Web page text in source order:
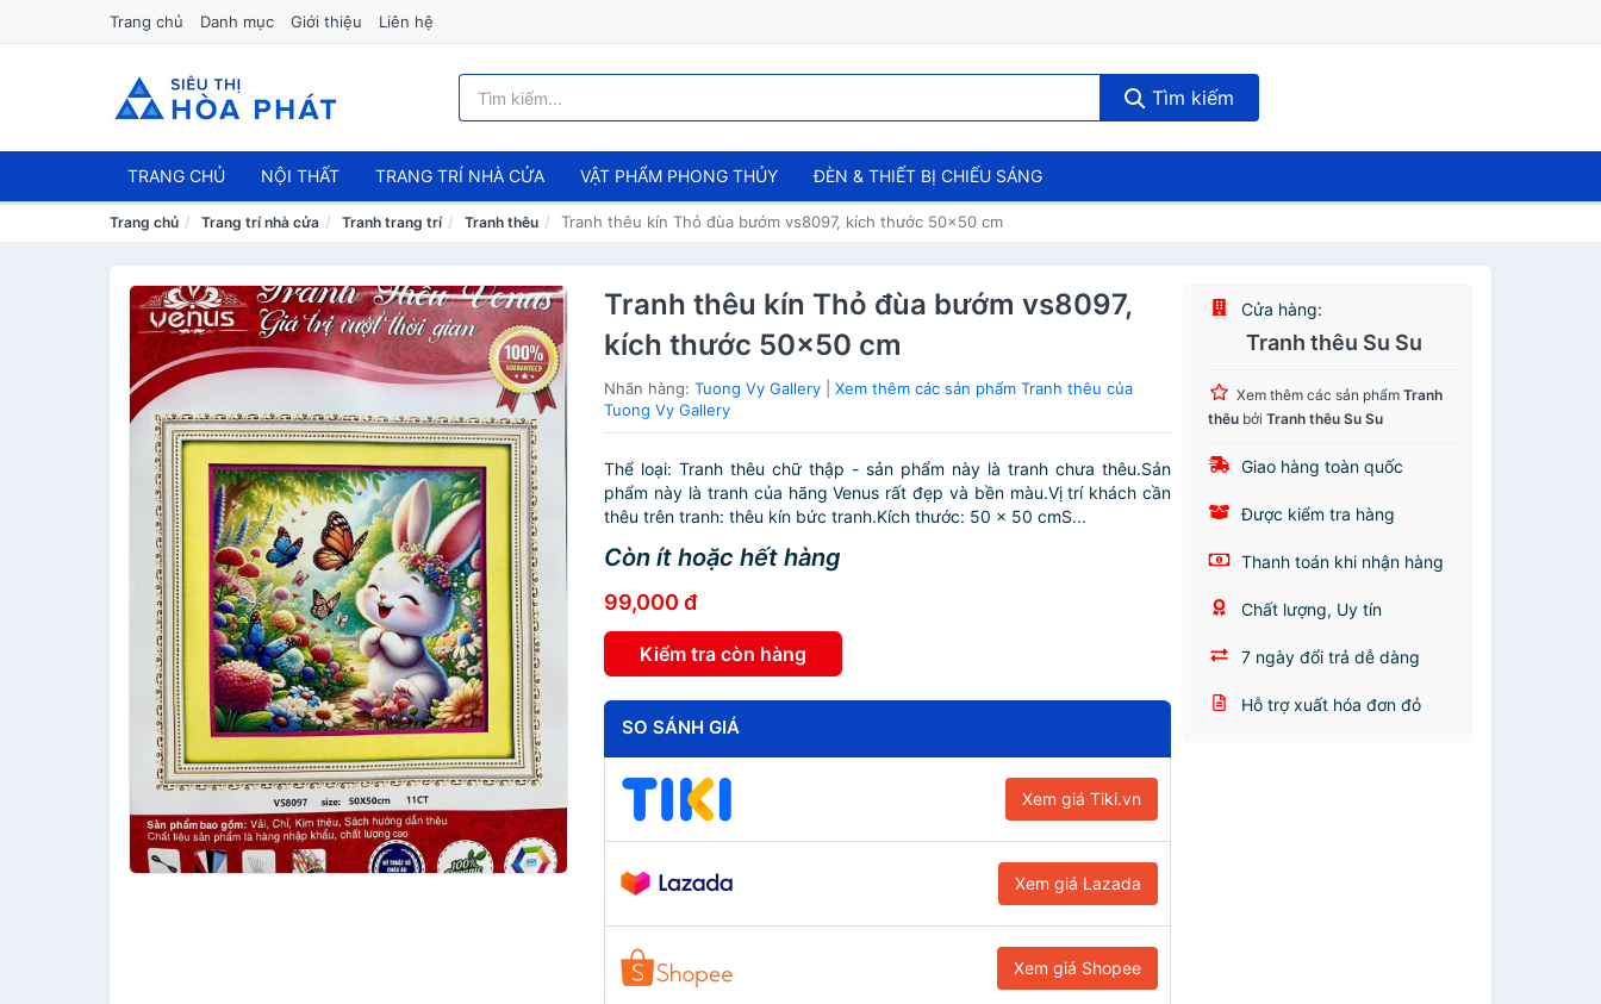
Trang chủ Danh mục Giới thiệu Liên hệ
Tìm kiếm
TRANG CHỦ NỘI THẤT TRANG TRÍ NHÀ CỬA VẬT PHẨM PHONG THỦY ĐÈN & THIẾT BỊ CHIẾU SÁNG
Trang chủ Trang trí nhà cửa Tranh trang trí Tranh thêu Tranh thêu kín Thỏ đùa bướm vs8097, kích thước 50x50 cm
Tranh thêu kín Thỏ đùa bướm vs8097,
kích thước 50x50 cm
Nhãn hàng:Tuong Vy Gallery |Xem thêm các sản phẩm Tranh thêu của
Tuong Vy Gallery
Thể loại: Tranh thêu chữ thập - sản phẩm này là tranh chưa thêu.Sản
phẩm này là tranh của hãng Venus rất đẹp và bền màu.Vị trí khách cần
thêu trên tranh: thêu kín bức tranh.Kích thước: 50 x 50 cmS...
Còn ít hoặc hết hàng
99,000 đ
Kiểm tra còn hàng
SO SÁNH GIÁ
Xem giá Tiki.vn
Xem giá Lazada
Xem giá Shopee
Cửa hàng:
Tranh thêu Su Su
Xem thêm các sản phẩmTranh
thêu bởiTranh thêu Su Su
Giao hàng toàn quốc
Được kiểm tra hàng
Thanh toán khi nhận hàng
Chất lượng, Uy tín
7 ngày đổi trả dễ dàng
Hỗ trợ xuất hóa đơn đỏ